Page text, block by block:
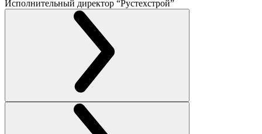
Исполнительный директор “Рустехстрой”